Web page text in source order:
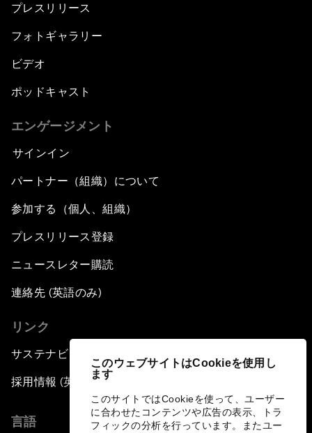
このウェブサイトはCookieを使用し
ます
このサイトではCookieを使って、ユーザー
に合わせたコンテンツや広告の表示、トラ
フィックの分析を行っています。またユー
プレスリリース
フォトギャラリー
ビデオ
ポッドキャスト
エンゲージメント
サインイン
パートナー（組織）について
参加する（個人、組織）
プレスリリース登録
ニュースレター購読
連絡先 (英語のみ)
リンク
サステナビリティへの取り組み
採用情報 (英語のみ)
言語